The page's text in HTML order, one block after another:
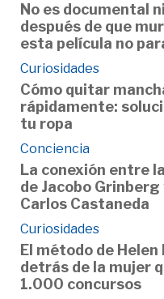
No es documental
después de que
esta película no
Curiosidades
Cómo quitar
rápidamente:
tu ropa
Conciencia
La conexión entre
de Jacobo
Carlos Castaneda
Curiosidades
El método de
detrás de la mujer
1.000 concursos